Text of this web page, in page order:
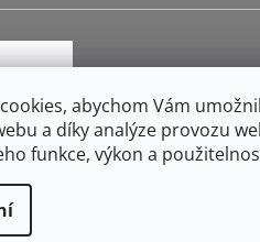
abychom Vám
a díky analýze provozu
funkce, výkon a
ochrany osobních
vyhrazena.